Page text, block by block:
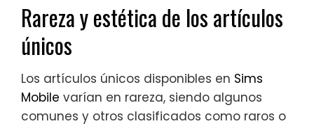
Rareza y estética de los artículos
únicos
Los artículos únicos disponibles en Sims
Mobile varían en rareza, siendo algunos
comunes y otros clasificados como raros o